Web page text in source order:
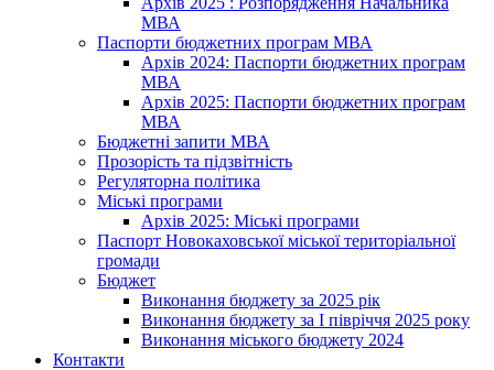
МВА
Паспорти бюджетних програм МВА
Архів 2024: Паспорти бюджетних програм
МВА
Архів 2025: Паспорти бюджетних програм
МВА
Бюджетні запити МВА
Прозорість та підзвітність
Регуляторна політика
Міські програми
Архів 2025: Міські програми
Паспорт Новокаховської міської територіальної
громади
Бюджет
Виконання бюджету за 2025 рік
Виконання бюджету за І півріччя 2025 року
Виконання міського бюджету 2024
Контакти